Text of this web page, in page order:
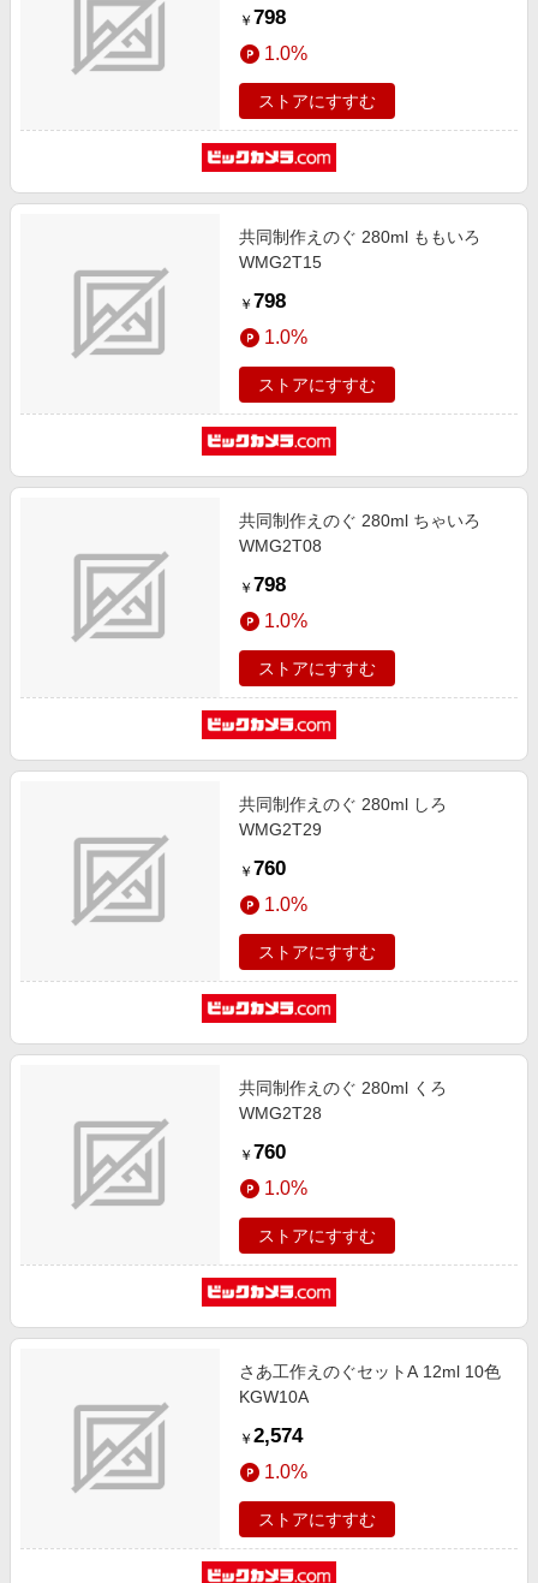
￥ 798
1.0%
ストアにすすむ
共同制作えのぐ 280ml ももいろ
WMG2T15
￥ 798
1.0%
ストアにすすむ
共同制作えのぐ 280ml ちゃいろ
WMG2T08
￥ 798
1.0%
ストアにすすむ
共同制作えのぐ 280ml しろ
WMG2T29
￥ 760
1.0%
ストアにすすむ
共同制作えのぐ 280ml くろ
WMG2T28
￥ 760
1.0%
ストアにすすむ
さあ工作えのぐセットA 12ml 10色
KGW10A
￥ 2,574
1.0%
ストアにすすむ